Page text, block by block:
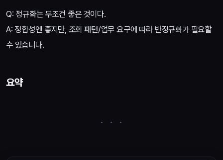
Q: 정규화는 무조건 좋은 것이다.
A: 정합성엔 좋지만, 조회 패턴/업무 요구에 따라 반정규화가 필요할
수 있습니다.
요약